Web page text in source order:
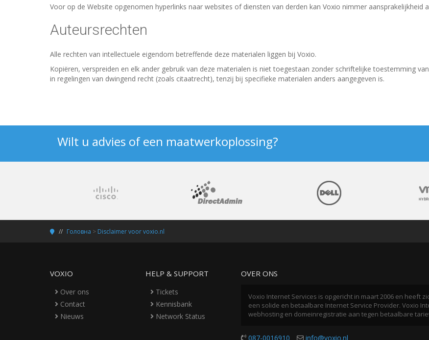
Voor op de Website opgenomen hyperlinks naar websites of diensten van derden kan Voxio nimmer aansprakelijkheid
Auteursrechten
Alle rechten van intellectuele eigendom betreffende deze materialen liggen bij Voxio.
Kopiëren, verspreiden en elk ander gebruik van deze materialen is niet toegestaan zonder schriftelijke toestemming
in regelingen van dwingend recht (zoals citaatrecht), tenzij bij specifieke materialen anders aangegeven is.
Wilt u advies of een maatwerkoplossing?
Головна > Disclaimer voor voxio.nl
VOXIO
Over ons
Contact
Nieuws
HELP & SUPPORT
Tickets
Kennisbank
Network Status
OVER ONS
Voxio Internet Services is opgericht in maart 2006 en heeft
een solide en betaalbare Internet Service Provider. Voxio
webhosting en domeinregistratie aan tegen betaalbare
087-0016910 info@voxio.nl